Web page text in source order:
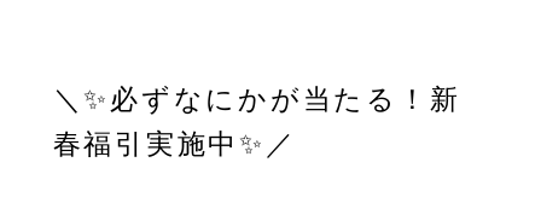
＼✨必ずなにかが当たる！新
春福引実施中✨／